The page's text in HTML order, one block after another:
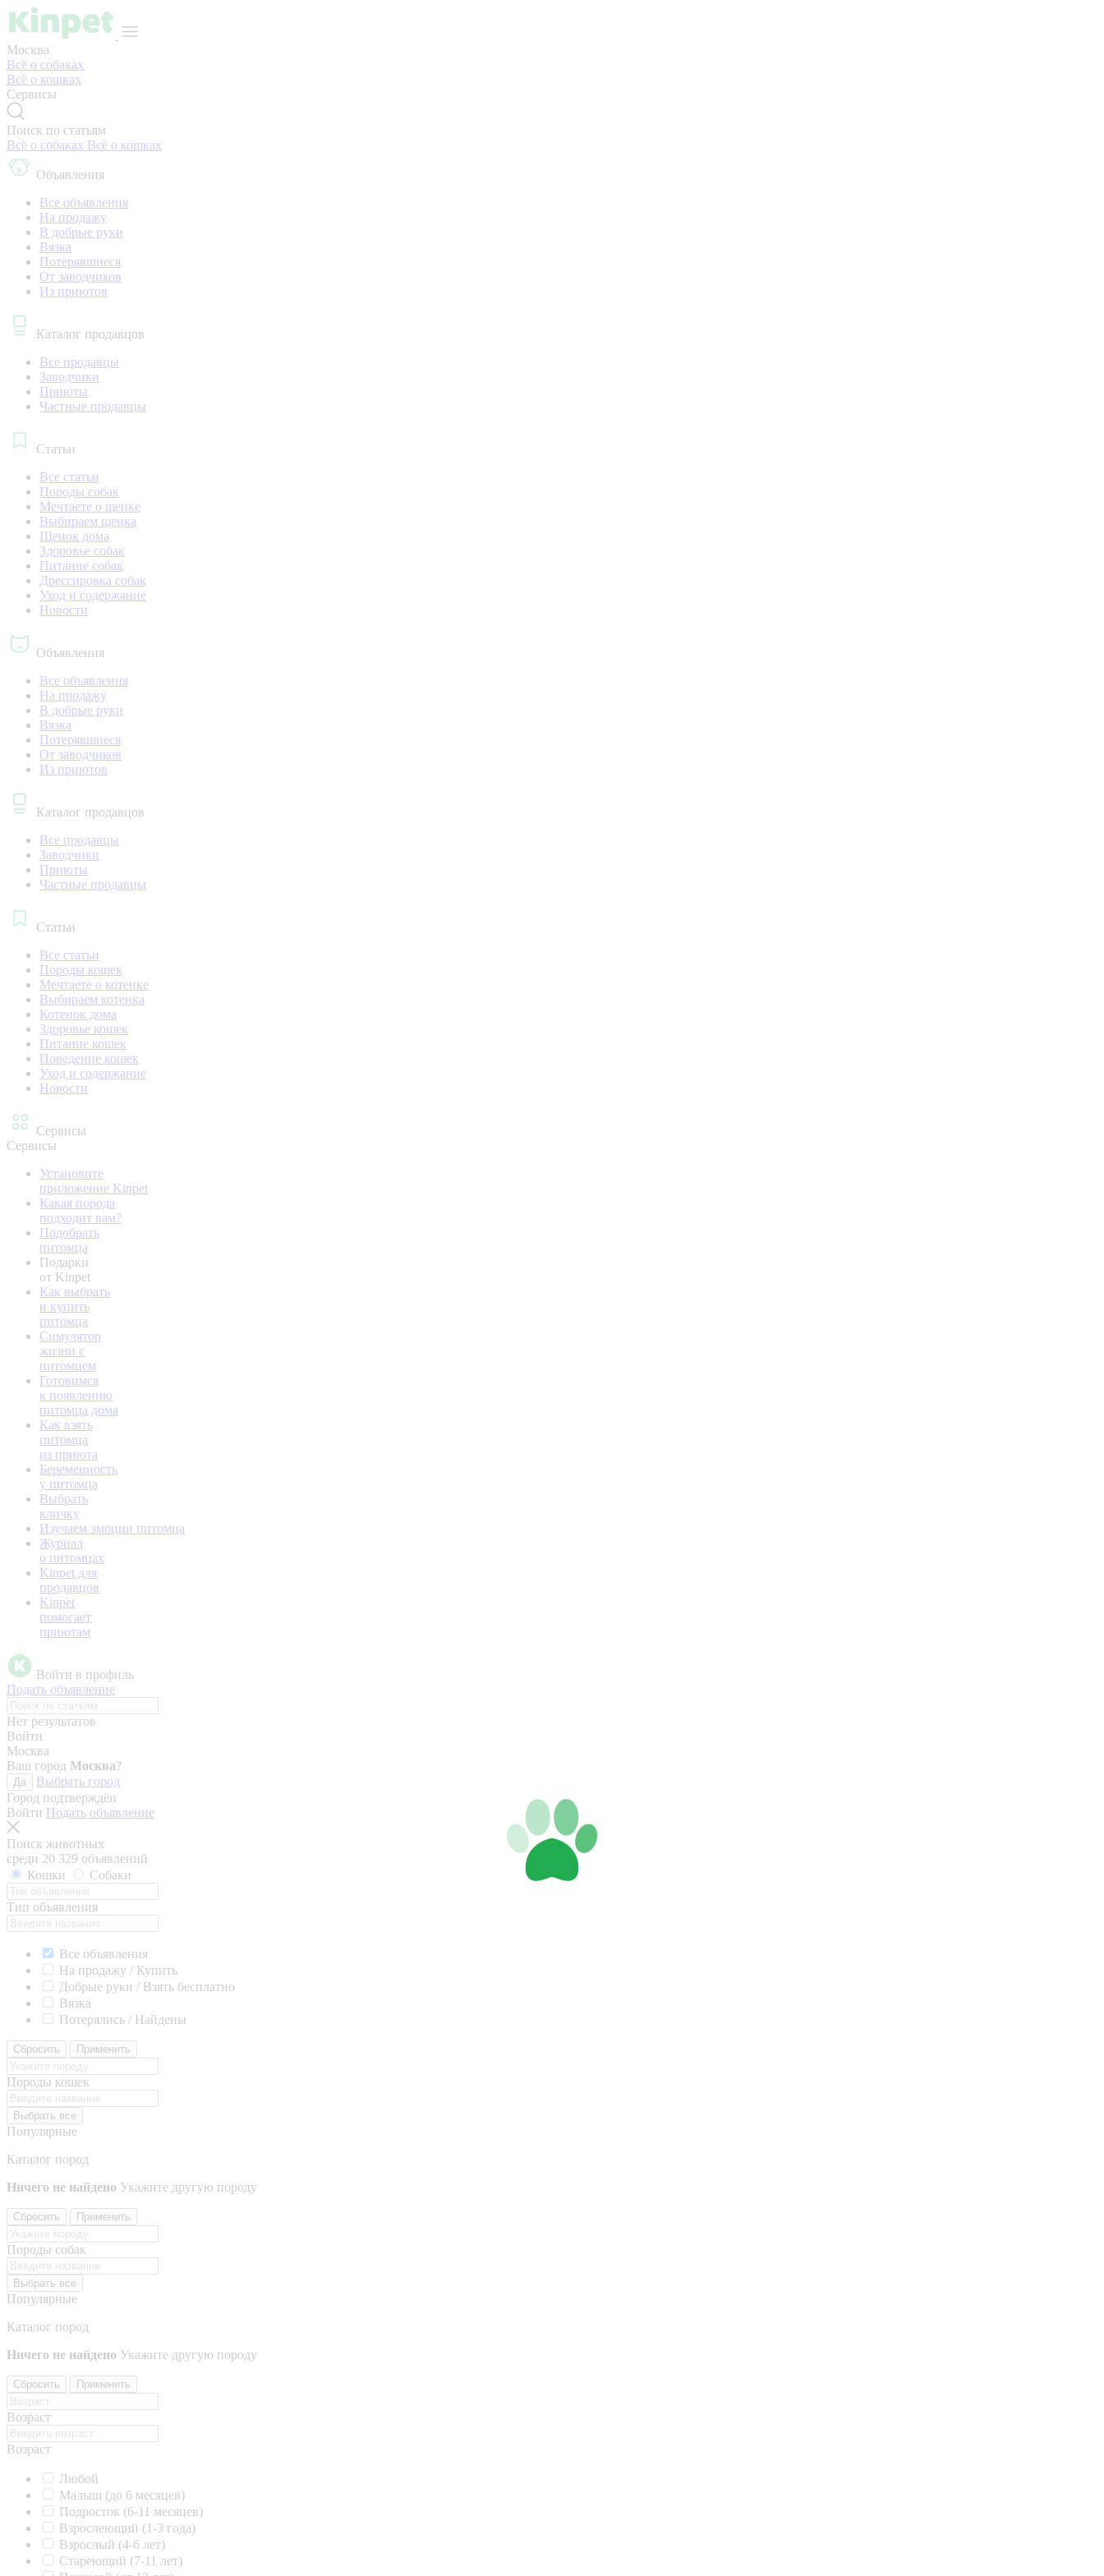
Москва
Всё о собаках
Всё о кошках
Сервисы
Поиск по статьям
Всё о собаках Всё о кошках
Объявления
Все объявления
На продажу
В добрые руки
Вязка
Потерявшиеся
От заводчиков
Из приютов
Каталог продавцов
Все продавцы
Заводчики
Приюты
Частные продавцы
Статьи
Все статьи
Породы собак
Мечтаете о щенке
Выбираем щенка
Щенок дома
Здоровье собак
Питание собак
Дрессировка собак
Уход и содержание
Новости
Объявления
Все объявления
На продажу
В добрые руки
Вязка
Потерявшиеся
От заводчиков
Из приютов
Каталог продавцов
Все продавцы
Заводчики
Приюты
Частные продавцы
Статьи
Все статьи
Породы кошек
Мечтаете о котенке
Выбираем котенка
Котенок дома
Здоровье кошек
Питание кошек
Поведение кошек
Уход и содержание
Новости
Сервисы
Сервисы
Установите
приложение Kinpet
Какая порода
подходит вам?
Подобрать
питомца
Подарки
от Kinpet
Как выбрать
и купить
питомца
Симулятор
жизни с
питомцем
Готовимся
к появлению
питомца дома
Как взять
питомца
из приюта
Беременность
у питомца
Выбрать
кличку
Изучаем эмоции питомца
Журнал
о питомцах
Kinpet для
продавцов
Kinpet
помогает
приютам
Войти в профиль
Подать объявление
Нет результатов
Войти
Москва
Ваш город Москва?
Да
Выбрать город
Город подтверждён
Войти Подать объявление
Поиск животных
среди 20 329 объявлений
Кошки
Собаки
Тип объявления
Все объявления
На продажу / Купить
Добрые руки / Взять бесплатно
Вязка
Потерялись / Найдены
Сбросить Применить
Породы кошек
Выбрать все
Популярные
Каталог пород
Ничего не найдено Укажите другую породу
Сбросить Применить
Породы собак
Выбрать все
Популярные
Каталог пород
Ничего не найдено Укажите другую породу
Сбросить Применить
Возраст
Возраст
Любой
Малыш (до 6 месяцев)
Подросток (6-11 месяцев)
Взрослеющий (1-3 года)
Взрослый (4-6 лет)
Стареющий (7-11 лет)